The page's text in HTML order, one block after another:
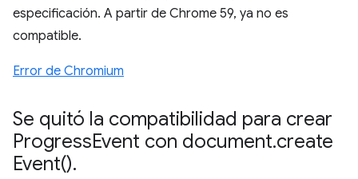
especificación. A partir de Chrome 59, ya no es
compatible.
Error de Chromium
Se quitó la compatibilidad para crear
ProgressEvent con document.create
Event().